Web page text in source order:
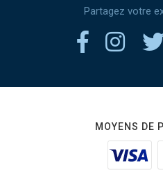
Partagez votre
MOYENS DE